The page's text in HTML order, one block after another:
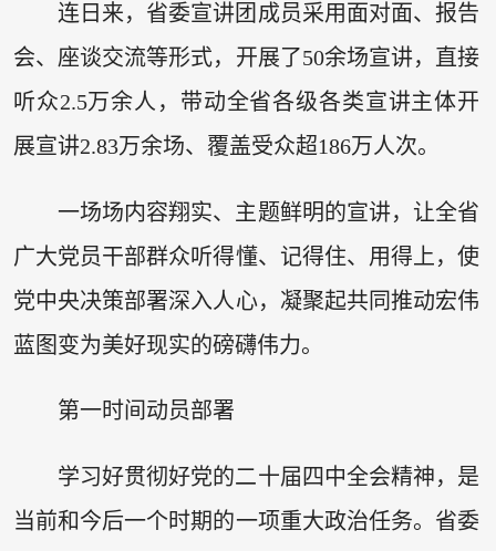
连日来，省委宣讲团成员采用面对面、报告
会、座谈交流等形式，开展了50余场宣讲，直接
听众2.5万余人，带动全省各级各类宣讲主体开
展宣讲2.83万余场、覆盖受众超186万人次。
一场场内容翔实、主题鲜明的宣讲，让全省
广大党员干部群众听得懂、记得住、用得上，使
党中央决策部署深入人心，凝聚起共同推动宏伟
蓝图变为美好现实的磅礴伟力。
第一时间动员部署
学习好贯彻好党的二十届四中全会精神，是
当前和今后一个时期的一项重大政治任务。省委